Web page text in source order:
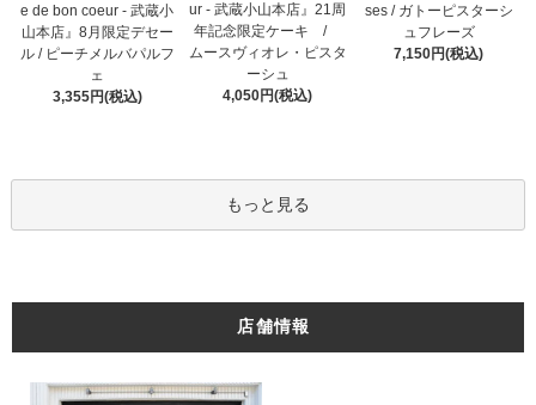
e de bon coeur - 武蔵小
山本店』8月限定デセー
ル / ピーチメルバパルフ
ェ
3,355円(税込)
ur - 武蔵小山本店』21周
年記念限定ケーキ /
ムースヴィオレ・ピスタ
ーシュ
4,050円(税込)
ses / ガトーピスターシ
ュフレーズ
7,150円(税込)
もっと見る
店舗情報